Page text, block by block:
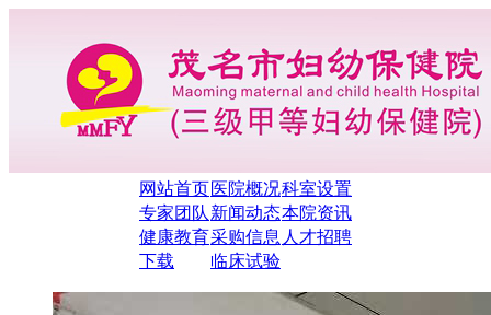
网站首页医院概况科室设置
专家团队 新闻动态本院资讯
健康教育采购信息 人才招聘
下载
临床试验